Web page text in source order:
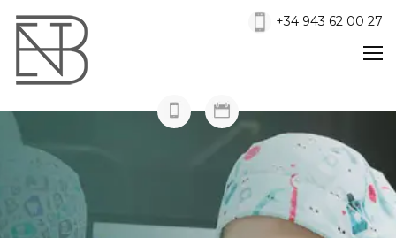
+34 943 62 00 27